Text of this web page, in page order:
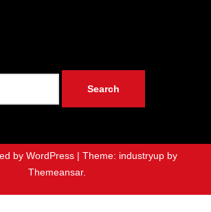
by WordPress | Theme: industryup by
Themeansar.